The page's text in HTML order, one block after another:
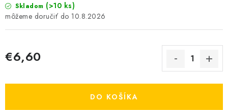
Skladom (>10 ks)
10.8.2026
€6,60
DO KOŠÍKA